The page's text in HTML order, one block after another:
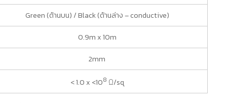
Green (ด้านบน) / Black (ด้านล่าง – conductive)
0.9m x 10m
2mm
< 1.0 x <108 Ω/sq